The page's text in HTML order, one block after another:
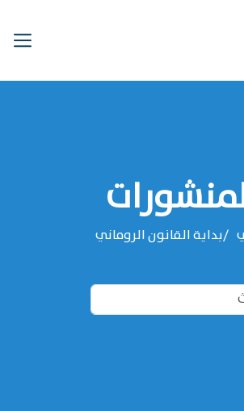
بداية القانون الروماني